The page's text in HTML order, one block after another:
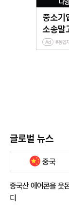
글로벌 뉴스
중국
중국산 에어콘을 웃
디